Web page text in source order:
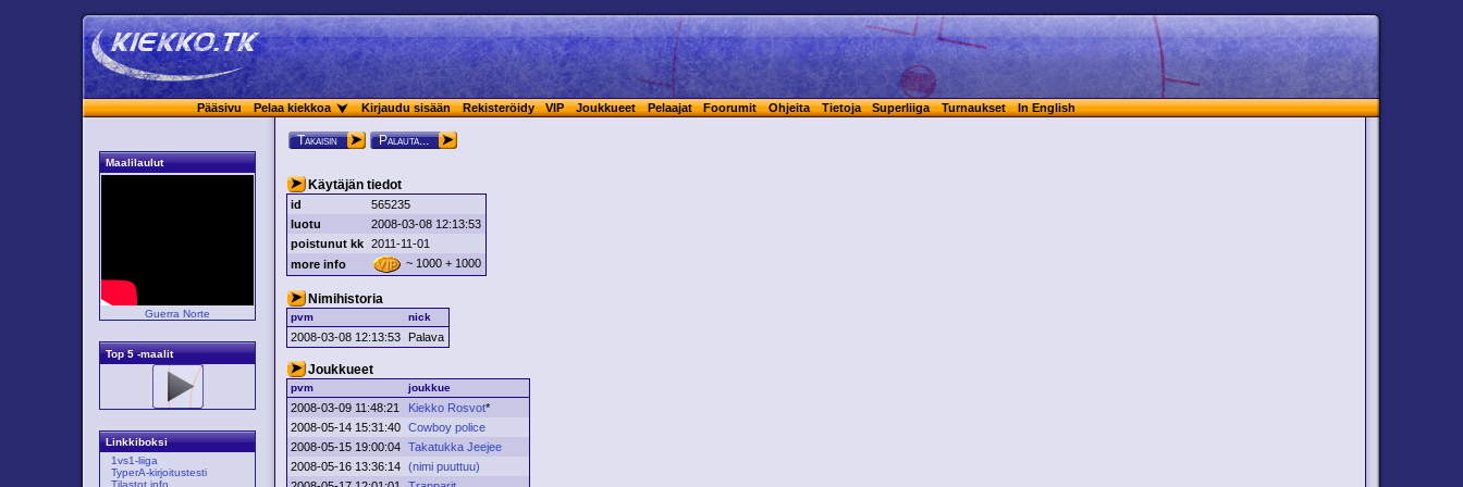
Pääsivu Pelaa kiekkoa Kirjaudu sisään Rekisteröidy VIP Joukkueet Pelaajat Foorumit Ohjeita Tietoja Superliiga Turnaukset In English
Maalilaulut
Guerra Norte
Top 5 -maalit
Linkkiboksi
1vs1-liiga
TyperA-kirjoitustesti
Tilastot.info
Takaisin Palauta...
Käytäjän tiedot
id
565235
luotu
2008-03-08 12:13:53
poistunut kk 2011-11-01
more info
~ 1000 + 1000
Nimihistoria
pvm nick
2008-03-08 12:13:53 Palava
Joukkueet
pvm joukkue
2008-03-09 11:48:21 Kiekko Rosvot*
2008-05-14 15:31:40 Cowboy police
2008-05-15 19:00:04 Takatukka Jeejee
2008-05-16 13:36:14 (nimi puuttuu)